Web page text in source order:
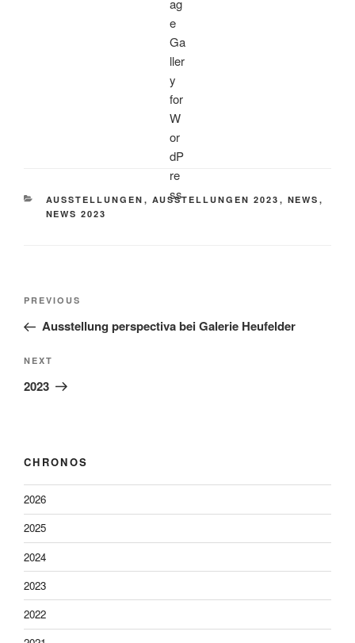
CATEGORIES
AUSSTELLUNGEN , AUSSTELLUNGEN 2023 , NEWS ,
NEWS 2023
Post
Previous
Post
PREVIOUS
Ausstellung perspectiva bei Galerie Heufelder
Next
Post
NEXT
2023
CHRONOS
2026
2025
2024
2023
2022